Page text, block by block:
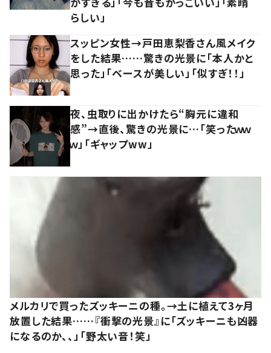
らしい」
スッピン女性→戸田恵梨香さん風メイク
をした結果……驚きの光景に「本人かと
思った」「ベースが美しい」「似すぎ！！」
夜、虫取りに出かけたら“胸元に違和
感”→直後、驚きの光景に…「笑ったｗｗ
ｗ」「ギャップww」
メルカリで買ったズッキーニの種。→土に植えて3ヶ月
放置した結果……『衝撃の光景』に「ズッキーニも凶器
になるのか、、」「野太い音！笑」